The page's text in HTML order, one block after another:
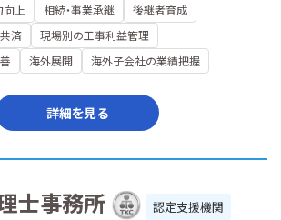
向上
相続・事業承継
後継者育成
済
現場別の工事利益管理
海外展開 海外子会社の業績把握
詳細を見る
士事務所
認定支援機関